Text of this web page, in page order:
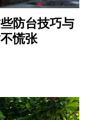
防台技巧与
慌张